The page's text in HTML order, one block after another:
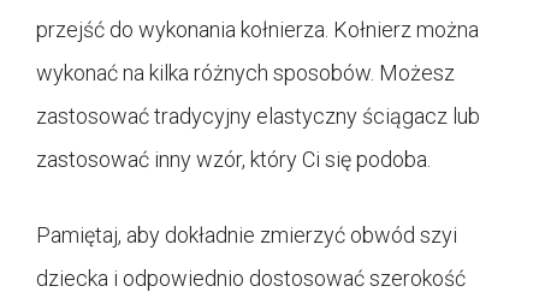
przejść do wykonania kołnierza. Kołnierz można
wykonać na kilka różnych sposobów. Możesz
zastosować tradycyjny elastyczny ściągacz lub
zastosować inny wzór, który Ci się podoba.
Pamiętaj, aby dokładnie zmierzyć obwód szyi
dziecka i odpowiednio dostosować szerokość